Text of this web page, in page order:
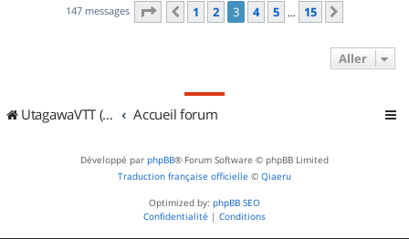
147 messages Page 3sur
Précédent
1 2 3 4 5 … 15
Aller
UtagawaVTT (Randos VTT et VTTAE avec traces GPS) Accueil forum
Développé par phpBB® Forum Software © phpBB Limited
Traduction française officielle © Qiaeru
Optimized by: phpBB SEO
Confidentialité | Conditions